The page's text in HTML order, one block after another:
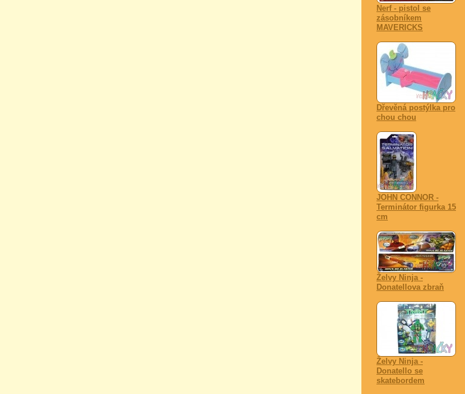
Nerf - pistol se
zásobníkem
MAVERICKS
Dřevěná postýlka pro
chou chou
JOHN CONNOR -
Terminátor figurka 15
cm
Želvy Ninja -
Donatellova zbraň
Želvy Ninja -
Donatello se
skatebordem